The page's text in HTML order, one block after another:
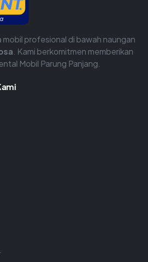
mobil profesional di bawah naungan
. Kami berkomitmen memberikan
Mobil Parung Panjang.